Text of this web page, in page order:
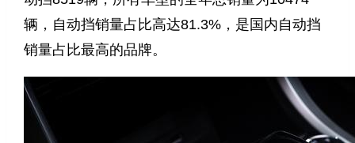
辆，自动挡销量占比高达81.3%，是国内自动挡
销量占比最高的品牌。